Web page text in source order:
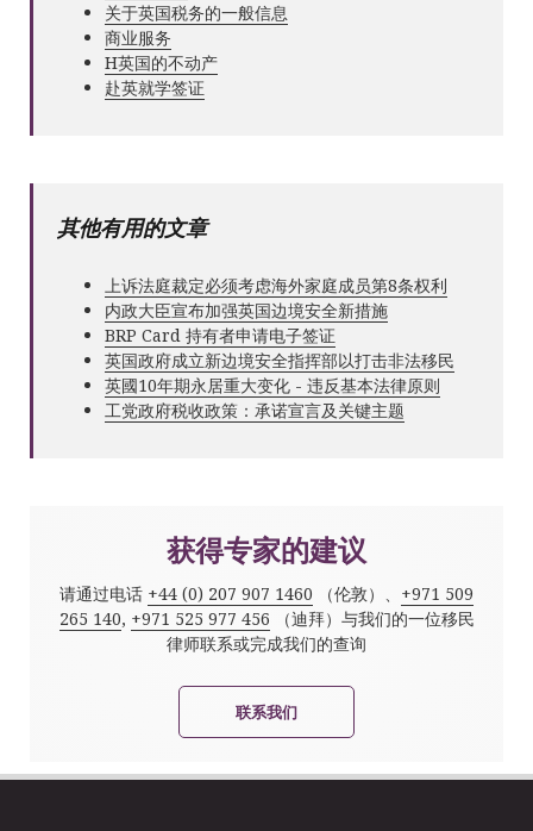
关于英国税务的一般信息
商业服务
Н英国的不动产
赴英就学签证
其他有用的文章
上诉法庭裁定必须考虑海外家庭成员第8条权利
内政大臣宣布加强英国边境安全新措施
BRP Card 持有者申请电子签证
英国政府成立新边境安全指挥部以打击非法移民
英國10年期永居重大变化 - 违反基本法律原则
工党政府税收政策：承诺宣言及关键主题
获得专家的建议
请通过电话 +44 (0) 207 907 1460 （伦敦）、 +971 509
265 140, +971 525 977 456 （迪拜）与我们的一位移民
律师联系或完成我们的查询
联系我们